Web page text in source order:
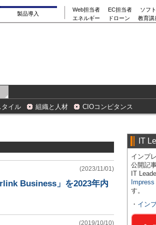
製品導入
Web担当者 EC担当者 ソフ
エネルギー
ドローン 教育講
タイル 組織と人材 CIOコンピタンス
(2023/11/01)
Business」を2023年内
(2019/10/10)
IT
インプ
公開記
IT
す。
・ イン